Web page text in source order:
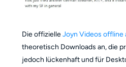
Die offizielleJoyn Videos offline
theoretisch Downloads an, die
jedoch lückenhaft und für